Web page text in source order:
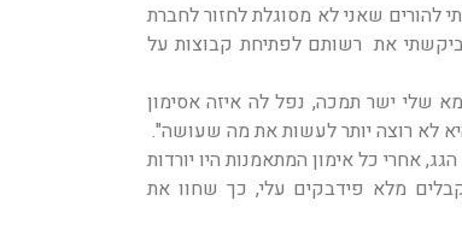
להורים שאני לא מסוגלת לחזור לחברת
את רשותם לפתיחת קבוצות על
שלי ישר תמכה, נפל לה איזה אסימון
לא רוצה יותר לעשות את מה שעושה".
אחרי כל אימון המתאמנות היו יורדות
מלא פידבקים עלי, כך שחוו את